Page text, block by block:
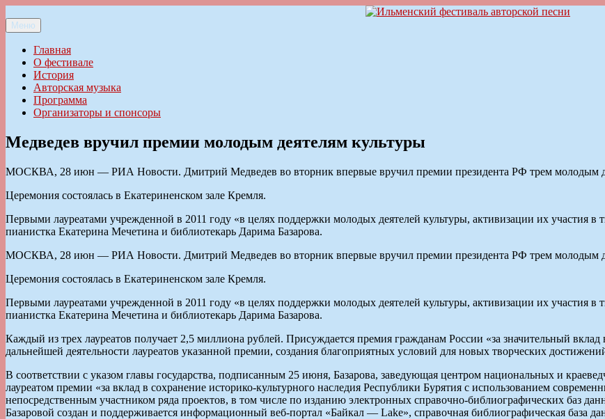
к
содержимому
Ильменский фестиваль авторской песни
Меню
Главная
О фестивале
История
Авторская музыка
Программа
Организаторы и спонсоры
Медведев вручил премии молодым деятелям культуры
МОСКВА, 28 июн — РИА Новости. Дмитрий Медведев во вторник впервые вручил премии президента РФ трем молодым
Церемония состоялась в Екатериненском зале Кремля.
Первыми лауреатами учрежденной в 2011 году «в целях поддержки молодых деятелей культуры, активизации их участия в
пианистка Екатерина Мечетина и библиотекарь Дарима Базарова.
МОСКВА, 28 июн — РИА Новости. Дмитрий Медведев во вторник впервые вручил премии президента РФ трем молодым
Церемония состоялась в Екатериненском зале Кремля.
Первыми лауреатами учрежденной в 2011 году «в целях поддержки молодых деятелей культуры, активизации их участия в
пианистка Екатерина Мечетина и библиотекарь Дарима Базарова.
Каждый из трех лауреатов получает 2,5 миллиона рублей. Присуждается премия гражданам России «за значительный вклад
дальнейшей деятельности лауреатов указанной премии, создания благоприятных условий для новых творческих
В соответствии с указом главы государства, подписанным 25 июня, Базарова, заведующая центром национальных и
лауреатом премии «за вклад в сохранение историко-культурного наследия Республики Бурятия с использованием
непосредственным участником ряда проектов, в том числе по изданию электронных справочно-библиографических баз
Базаровой создан и поддерживается информационный веб-портал «Байкал — Lake», справочная библиографическая база